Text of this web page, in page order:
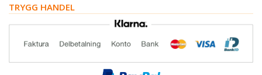
TRYGG HANDEL